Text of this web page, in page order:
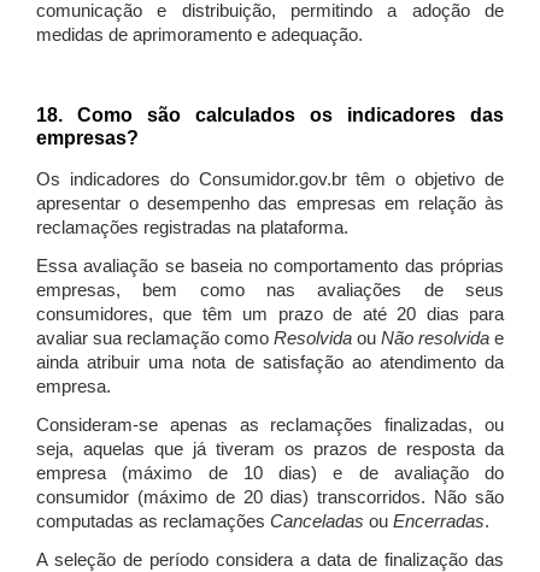
comunicação e distribuição, permitindo a adoção de
medidas de aprimoramento e adequação.
18. Como são calculados os indicadores das
empresas?
Os indicadores do Consumidor.gov.br têm o objetivo de
apresentar o desempenho das empresas em relação às
reclamações registradas na plataforma.
Essa avaliação se baseia no comportamento das próprias
empresas, bem como nas avaliações de seus
consumidores, que têm um prazo de até 20 dias para
avaliar sua reclamação como Resolvida ou Não resolvida e
ainda atribuir uma nota de satisfação ao atendimento da
empresa.
Consideram-se apenas as reclamações finalizadas, ou
seja, aquelas que já tiveram os prazos de resposta da
empresa (máximo de 10 dias) e de avaliação do
consumidor (máximo de 20 dias) transcorridos. Não são
computadas as reclamações Canceladas ou Encerradas.
A seleção de período considera a data de finalização das